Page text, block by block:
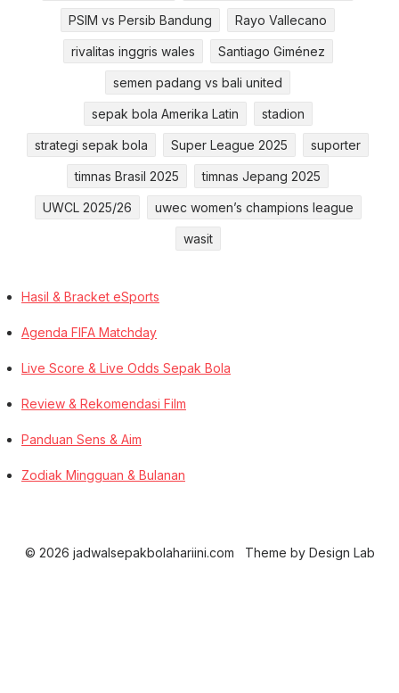
PSIM vs Persib Bandung Rayo Vallecano
rivalitas inggris wales Santiago Giménez
semen padang vs bali united
sepak bola Amerika Latin stadion
strategi sepak bola Super League 2025 suporter
timnas Brasil 2025 timnas Jepang 2025
UWCL 2025/26 uwec women’s champions league
wasit
Hasil & Bracket eSports
Agenda FIFA Matchday
Live Score & Live Odds Sepak Bola
Review & Rekomendasi Film
Panduan Sens & Aim
Zodiak Mingguan & Bulanan
© 2026 jadwalsepakbolahariini.com Theme by Design Lab